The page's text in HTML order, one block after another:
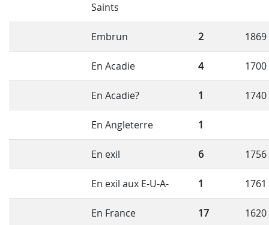
Saints
Embrun 2 1869
En Acadie 4 1700
En Acadie? 1 1740
En Angleterre 1
En exil 6 1756
En exil aux E-U-A- 1 1761
En France 17 1620